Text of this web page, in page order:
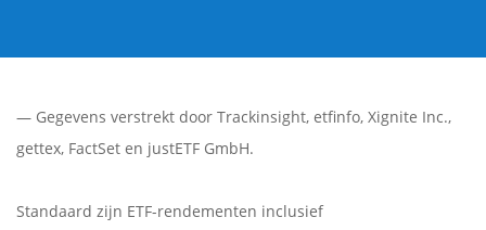
— Gegevens verstrekt door Trackinsight, etfinfo, Xignite Inc.,
gettex, FactSet en justETF GmbH.
Standaard zijn ETF-rendementen inclusief